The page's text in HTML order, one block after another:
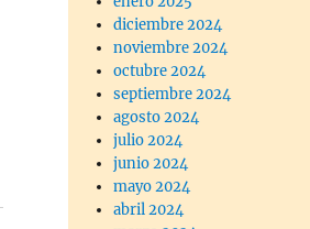
diciembre 2024
noviembre 2024
octubre 2024
septiembre 2024
agosto 2024
julio 2024
junio 2024
mayo 2024
abril 2024